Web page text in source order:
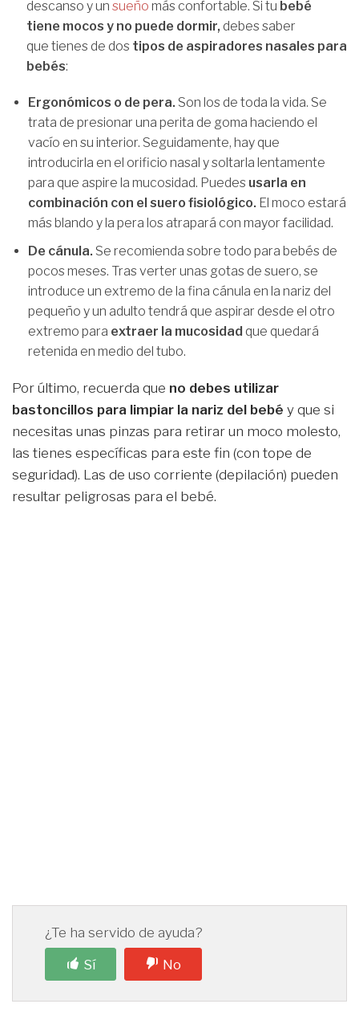
descanso y un sueño más confortable. Si tu bebé
tiene mocos y no puede dormir, debes saber
que tienes de dos tipos de aspiradores nasales para
bebés:
Ergonómicos o de pera. Son los de toda la vida. Se
trata de presionar una perita de goma haciendo el
vacío en su interior. Seguidamente, hay que
introducirla en el orificio nasal y soltarla lentamente
para que aspire la mucosidad. Puedes usarla en
combinación con el suero fisiológico. El moco estará
más blando y la pera los atrapará con mayor facilidad.
De cánula. Se recomienda sobre todo para bebés de
pocos meses. Tras verter unas gotas de suero, se
introduce un extremo de la fina cánula en la nariz del
pequeño y un adulto tendrá que aspirar desde el otro
extremo para extraer la mucosidad que quedará
retenida en medio del tubo.
Por último, recuerda que no debes utilizar
bastoncillos para limpiar la nariz del bebé y que si
necesitas unas pinzas para retirar un moco molesto,
las tienes específicas para este fin (con tope de
seguridad). Las de uso corriente (depilación) pueden
resultar peligrosas para el bebé.
¿Te ha servido de ayuda?
Sí
No